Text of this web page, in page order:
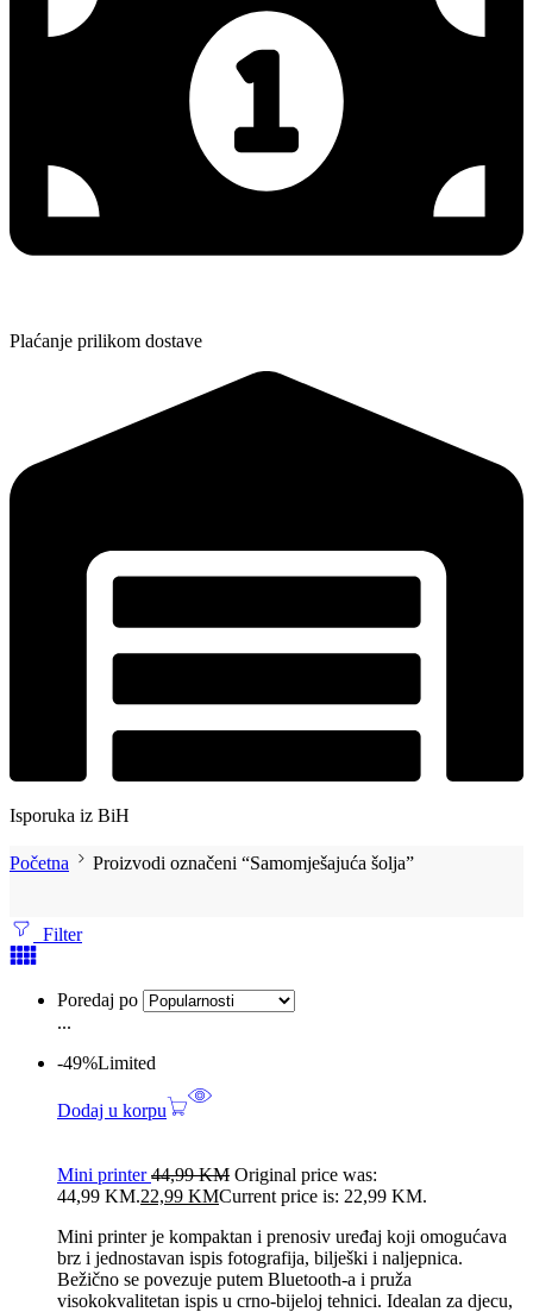
Plaćanje prilikom dostave
Isporuka iz BiH
Početna Proizvodi označeni “Samomješajuća šolja”
Filter
Poredaj po
...
-49%Limited
Dodaj u korpu
Mini printer44,99KM Original price was:
44,99 KM.22,99 KMCurrent price is: 22,99 KM.
Mini printer je kompaktan i prenosiv uređaj koji omogućava
brz i jednostavan ispis fotografija, bilješki i naljepnica.
Bežično se povezuje putem Bluetooth-a i pruža
visokokvalitetan ispis u crno-bijeloj tehnici. Idealan za djecu,